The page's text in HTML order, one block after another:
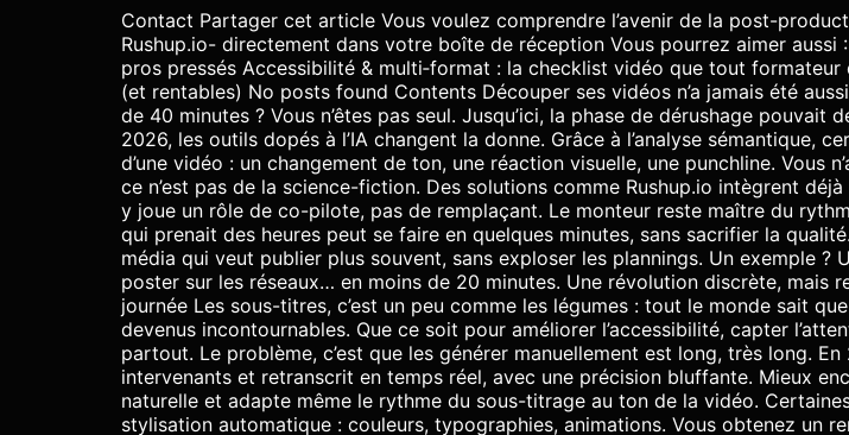
Contact Partager cet article Vous voulez comprendre l’avenir de la post-
Rushup.io- directement dans votre boîte de réception Vous pourrez aimer
pros pressés Accessibilité & multi‑format : la checklist vidéo que tout
(et rentables) No posts found Contents Découper ses vidéos n’a jamais été
de 40 minutes ? Vous n’êtes pas seul. Jusqu’ici, la phase de dérushage
2026, les outils dopés à l’IA changent la donne. Grâce à l’analyse
d’une vidéo : un changement de ton, une réaction visuelle, une punchline. Vous
ce n’est pas de la science-fiction. Des solutions comme Rushup.io intègrent
y joue un rôle de co-pilote, pas de remplaçant. Le monteur reste maître du
qui prenait des heures peut se faire en quelques minutes, sans sacrifier la
média qui veut publier plus souvent, sans exploser les plannings. Un exemple ?
poster sur les réseaux… en moins de 20 minutes. Une révolution discrète, mais
journée Les sous-titres, c’est un peu comme les légumes : tout le monde sait
devenus incontournables. Que ce soit pour améliorer l’accessibilité, capter
partout. Le problème, c’est que les générer manuellement est long, très long.
intervenants et retranscrit en temps réel, avec une précision bluffante. Mieux
naturelle et adapte même le rythme du sous-titrage au ton de la vidéo.
stylisation automatique : couleurs, typographies, animations. Vous obtenez un